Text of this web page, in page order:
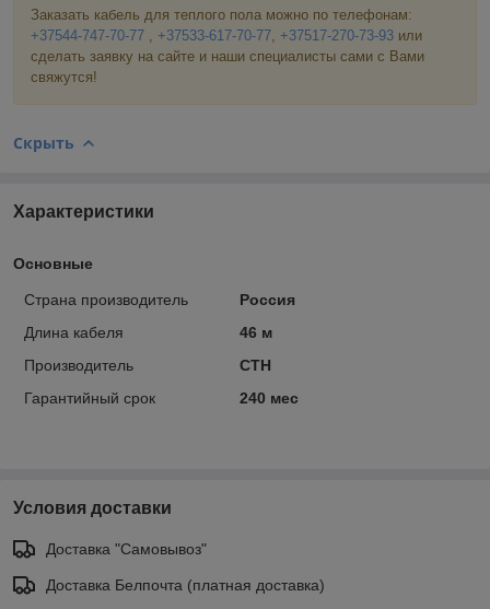
Заказать кабель для теплого пола можно по телефонам:
+37544-747-70-77
+37533-617-70-77 +37517-270-73-93 или
сделать заявку на сайте и наши специалисты сами с Вами
свяжутся!
Скрыть
Характеристики
Основные
Страна производитель
Россия
Длина кабеля
46 м
Производитель
СТН
Гарантийный срок
240 мес
Условия доставки
Доставка "Самовывоз"
Доставка Белпочта (платная доставка)